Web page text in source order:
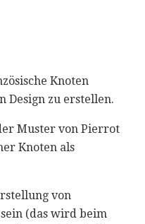
Knoten
Design zu erstellen.
Muster von Pierrot
Knoten als
von
(das wird beim